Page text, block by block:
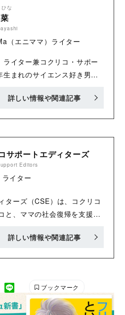
な
（エニママ）ライター
イター兼コクリコ・サポー
まれのサイエンス好き男
を機に茨城県に移住。以後リ
Twitter：
詳しい情報や関連記事
サポートエディターズ
Editors
イター
ターズ（CSE）は、コクリコ
と、ママの社会復帰を支援す
しながら、ほかのお仕事をし
Instagram：
anymama_official/
詳しい情報や関連記事
ブックマーク